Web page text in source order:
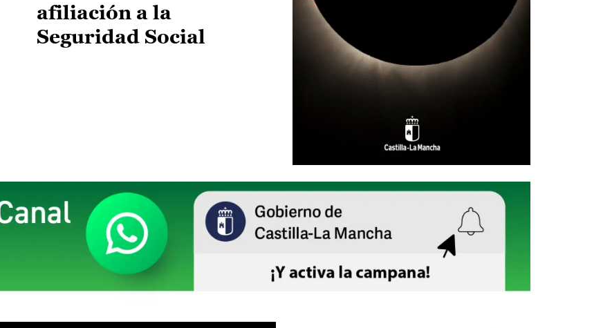
afiliación a la
Seguridad Social